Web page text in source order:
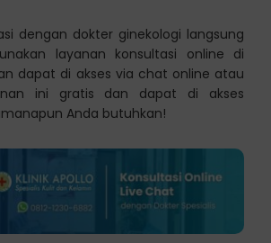
dengan dokter ginekologi langsung
layanan konsultasi online di
dapat di akses via chat online atau
ini gratis dan dapat di akses
Anda butuhkan!